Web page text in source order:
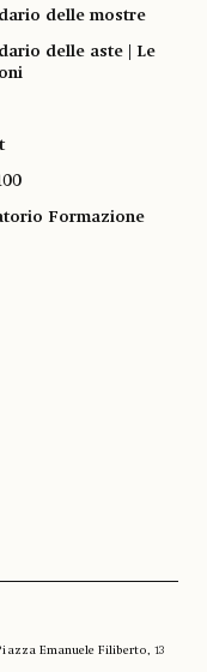
delle mostre
delle aste | Le
Formazione
Emanuele Filiberto, 13